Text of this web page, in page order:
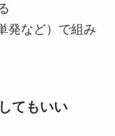
発など）で組み
てもいい